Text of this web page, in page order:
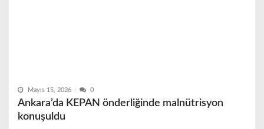
Mayıs 15, 2026 0
Ankara’da KEPAN önderliğinde malnütrisyon
konuşuldu